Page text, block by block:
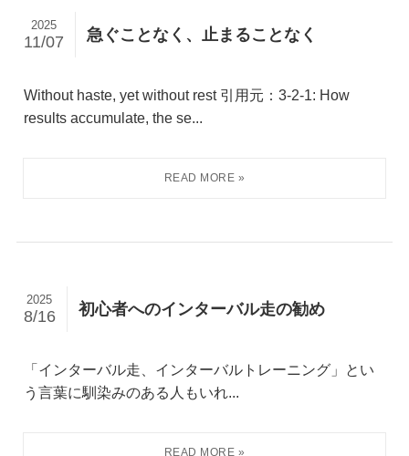
急ぐことなく、止まることなく
2025
11/07
Without haste, yet without rest 引用元：3-2-1: How
results accumulate, the se...
初心者へのインターバル走の勧め
2025
8/16
「インターバル走、インターバルトレーニング」とい
う言葉に馴染みのある人もいれ...